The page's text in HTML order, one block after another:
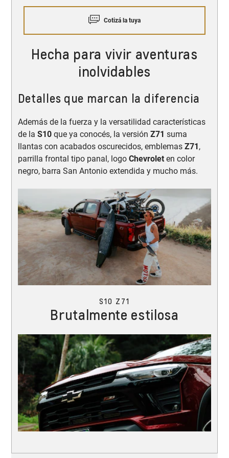
Cotizá la tuya
Hecha para vivir aventuras
inolvidables
Detalles que marcan la diferencia
Además de la fuerza y la versatilidad características
de la S10 que ya conocés, la versión Z71 suma
llantas con acabados oscurecidos, emblemasZ71 ,
parrilla frontal tipo panal, logo Chevrolet en color
negro, barra San Antonio extendida y mucho más.
S10 Z71
Brutalmente estilosa